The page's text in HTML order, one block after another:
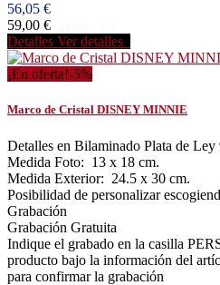
56,05 €
59,00 €
Detalles Ver detalles
¡En oferta!-5%
Marco de Cristal DISNEY MINNIE
Detalles en Bilaminado Plata de Ley
Medida Foto: 13 x 18 cm.
Medida Exterior: 24.5 x 30 cm.
Posibilidad de personalizar
Grabación
Grabación Gratuita
Indique el grabado en la casilla
producto bajo la información del
para confirmar la grabación